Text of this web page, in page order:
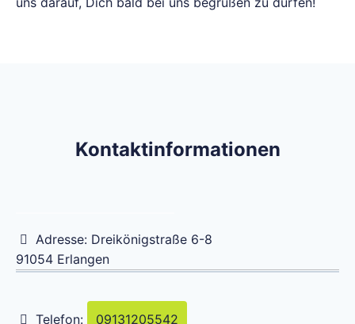
Kontaktinformationen
Adresse: Dreikönigstraße 6-8
91054 Erlangen
Telefon: 09131205542